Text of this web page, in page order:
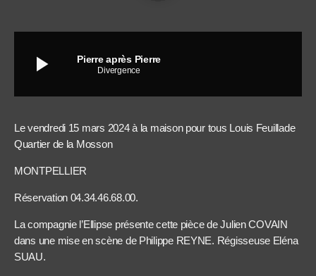
play_arrow Pierre après Pierre
Divergence
Le vendredi 15 mars 2024 à la maison pour tous Louis Feuillade
Quartier de la Mosson
MONTPELLIER
Réservation 04.34.46.68.00.
La compagnie l’Ellipse présente cette pièce de Julien COVAIN
dans une mise en scène de Philippe REYNE. Régisseuse Eléna
SUAU.